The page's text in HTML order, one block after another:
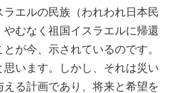
エルの民族（われわれ日本民
むなく祖国イスラエルに帰還
が今、示されているのです。
います。しかし、それは災い
る計画であり、将来と希望を